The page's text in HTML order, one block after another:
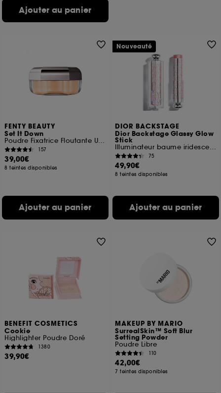
Ajouter au panier
FENTY BEAUTY
Set It Down
Poudre Fixatrice Floutante Ultra-fine
157
39,00€
8 teintes disponibles
Ajouter au panier
DIOR BACKSTAGE
Dior Backstage Glassy Glow
Stick
Illuminateur baume iridescent multi-usage
75
49,90€
8 teintes disponibles
Ajouter au panier
Nouveauté
BENEFIT COSMETICS
Cookie
Highlighter Poudre Doré
1380
39,90€
MAKEUP BY MARIO
SurrealSkin™ Soft Blur
Setting Powder
Poudre Libre
110
42,00€
7 teintes disponibles